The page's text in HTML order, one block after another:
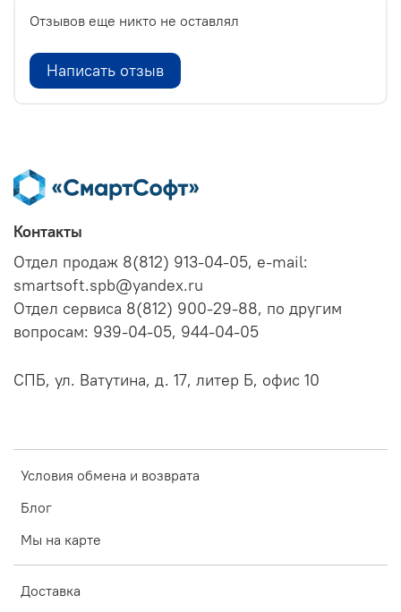
Отзывов еще никто не оставлял
Написать отзыв
Условия обмена и возврата
Блог
Мы на карте
Доставка
Контакты
Отдел продаж 8(812) 913-04-05, e-mail:
smartsoft.spb@yandex.ru
Отдел сервиса 8(812) 900-29-88, по другим
вопросам: 939-04-05, 944-04-05
СПБ, ул. Ватутина, д. 17, литер Б, офис 10